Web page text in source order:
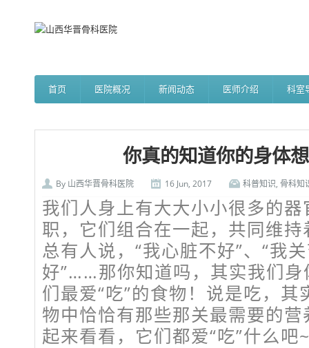
首页 医院概况 新闻动态 医师介绍 科室
你真的知道你的身体
By 山西华晋骨科医院 16 Jun, 2017 科普知识, 骨科知
我们人身上有大大小小很多的
职，它们组合在一起，共同维
总有人说，“我心脏不好”、“我
好”……那你知道吗，其实我们
们最爱“吃”的食物！说是吃，
物中恰恰有那些那关最需要的
起来看看，它们都爱“吃”什么吧